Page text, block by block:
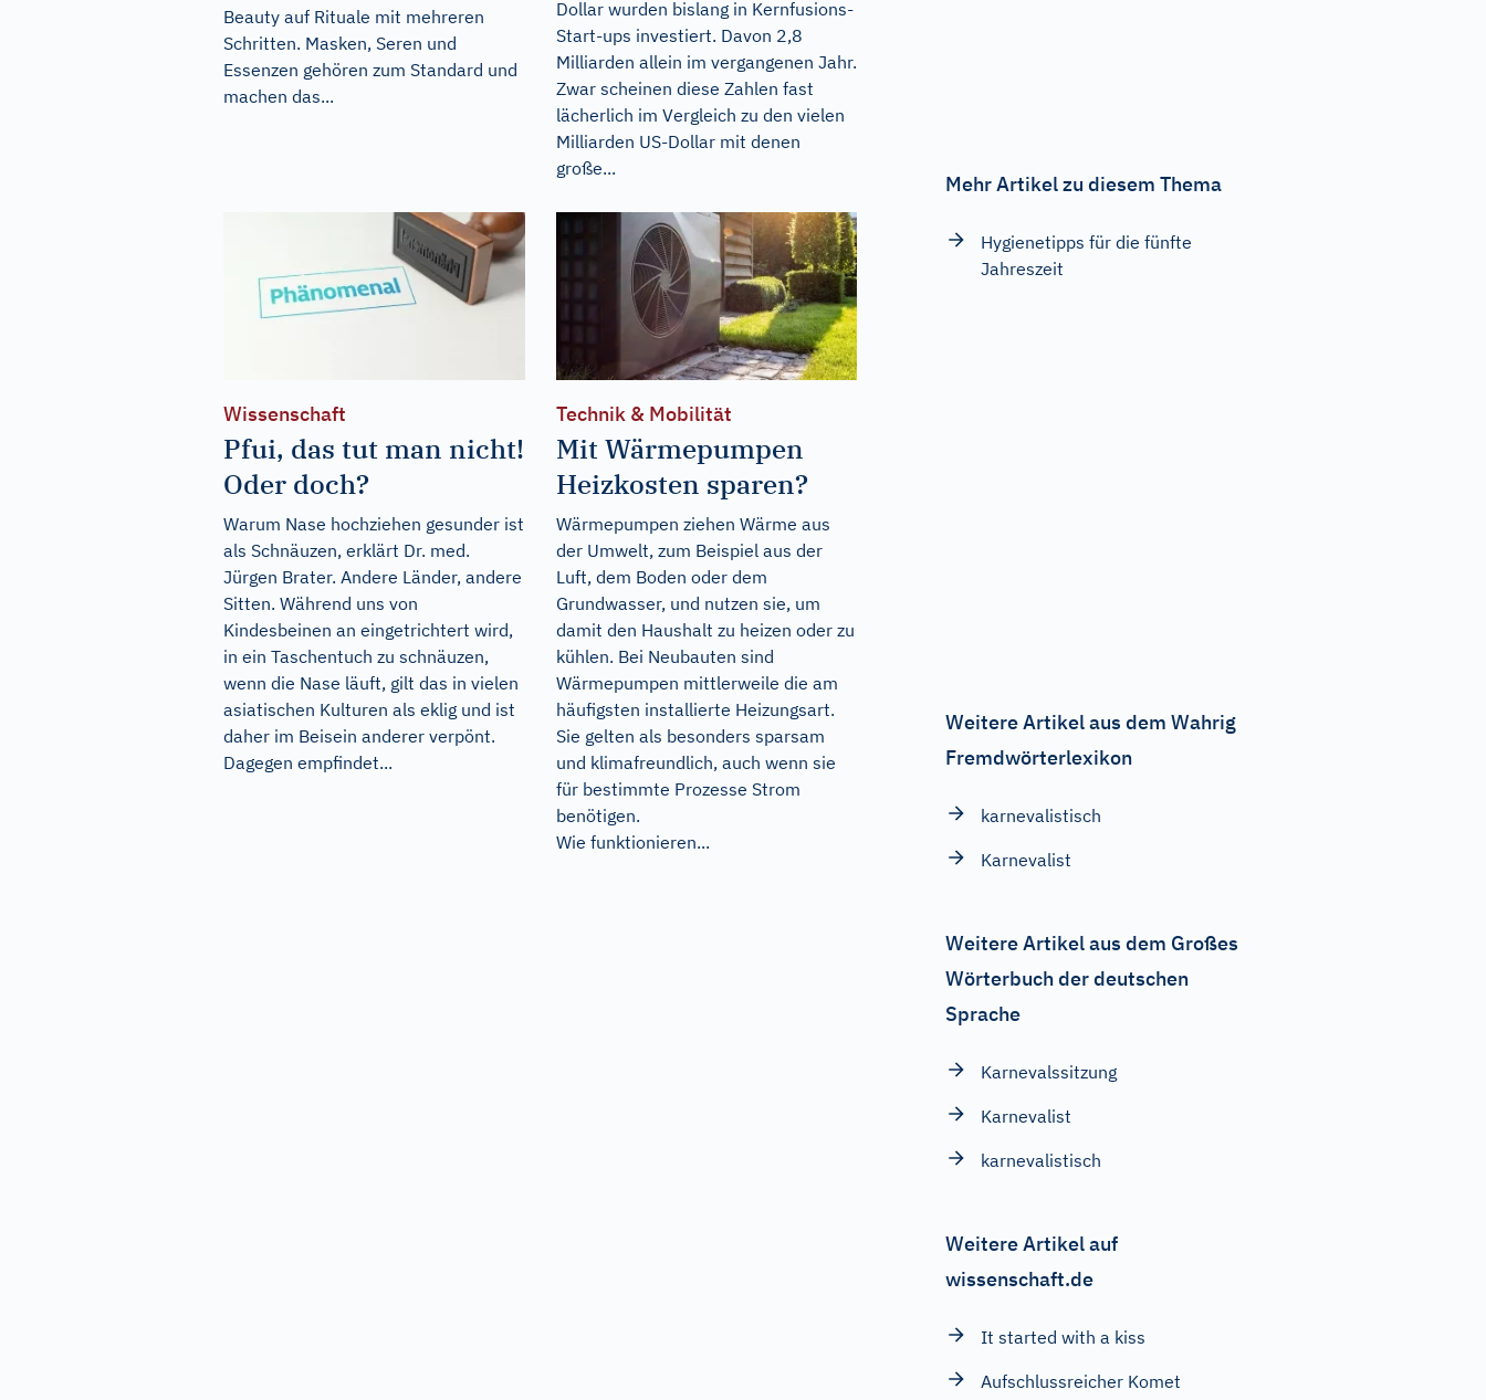
Beauty auf Rituale mit mehreren
Schritten. Masken, Seren und
Essenzen gehören zum Standard und
machen das...
Dollar wurden bislang in Kernfusions-
Start-ups investiert. Davon 2,8
Milliarden allein im vergangenen Jahr.
Zwar scheinen diese Zahlen fast
lächerlich im Vergleich zu den vielen
Milliarden US-Dollar mit denen
große...
Wissenschaft
Pfui, das tut man nicht!
Oder doch?
Warum Nase hochziehen gesunder ist
als Schnäuzen, erklärt Dr. med.
Jürgen Brater. Andere Länder, andere
Sitten. Während uns von
Kindesbeinen an eingetrichtert wird,
in ein Taschentuch zu schnäuzen,
wenn die Nase läuft, gilt das in vielen
asiatischen Kulturen als eklig und ist
daher im Beisein anderer verpönt.
Dagegen empfindet...
Technik & Mobilität
Mit Wärmepumpen
Heizkosten sparen?
Wärmepumpen ziehen Wärme aus
der Umwelt, zum Beispiel aus der
Luft, dem Boden oder dem
Grundwasser, und nutzen sie, um
damit den Haushalt zu heizen oder zu
kühlen. Bei Neubauten sind
Wärmepumpen mittlerweile die am
häufigsten installierte Heizungsart.
Sie gelten als besonders sparsam
und klimafreundlich, auch wenn sie
für bestimmte Prozesse Strom
benötigen.
Wie funktionieren...
Mehr Artikel zu diesem Thema
Hygienetipps für die fünfte
Jahreszeit
Weitere Artikel aus dem Wahrig
Fremdwörterlexikon
karnevalistisch
Karnevalist
Weitere Artikel aus dem Großes
Wörterbuch der deutschen
Sprache
Karnevalssitzung
Karnevalist
karnevalistisch
Weitere Artikel auf
wissenschaft.de
It started with a kiss
Aufschlussreicher Komet